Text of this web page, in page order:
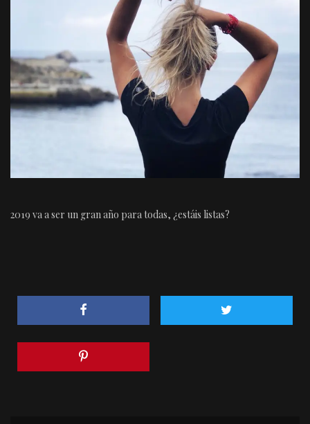
2019 va a ser un gran año para todas, ¿estáis listas?